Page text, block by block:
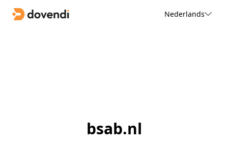
Nederlands
bsab.nl